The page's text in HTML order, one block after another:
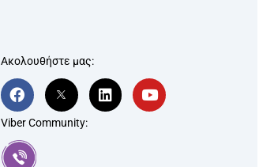
Ακολουθήστε μας:
F
a
c
e
b
o
T
w
i
t
L
i
n
Y
o
u
Viber Community: